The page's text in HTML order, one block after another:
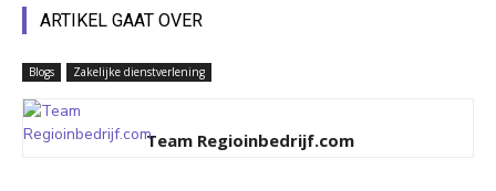
ARTIKEL GAAT OVER
Blogs Zakelijke dienstverlening
Team Regioinbedrijf.com